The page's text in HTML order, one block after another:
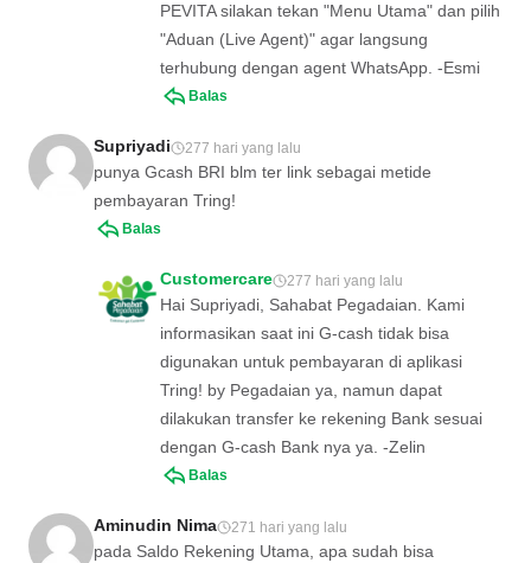
PEVITA silakan tekan "Menu Utama" dan pilih
"Aduan (Live Agent)" agar langsung
terhubung dengan agent WhatsApp. -Esmi
Balas
Supriyadi 277 hari yang lalu
punya Gcash BRI blm ter link sebagai metide
pembayaran Tring!
Balas
Customercare 277 hari yang lalu
Hai Supriyadi, Sahabat Pegadaian. Kami
informasikan saat ini G-cash tidak bisa
digunakan untuk pembayaran di aplikasi
Tring! by Pegadaian ya, namun dapat
dilakukan transfer ke rekening Bank sesuai
dengan G-cash Bank nya ya. -Zelin
Balas
Aminudin Nima 271 hari yang lalu
pada Saldo Rekening Utama, apa sudah bisa